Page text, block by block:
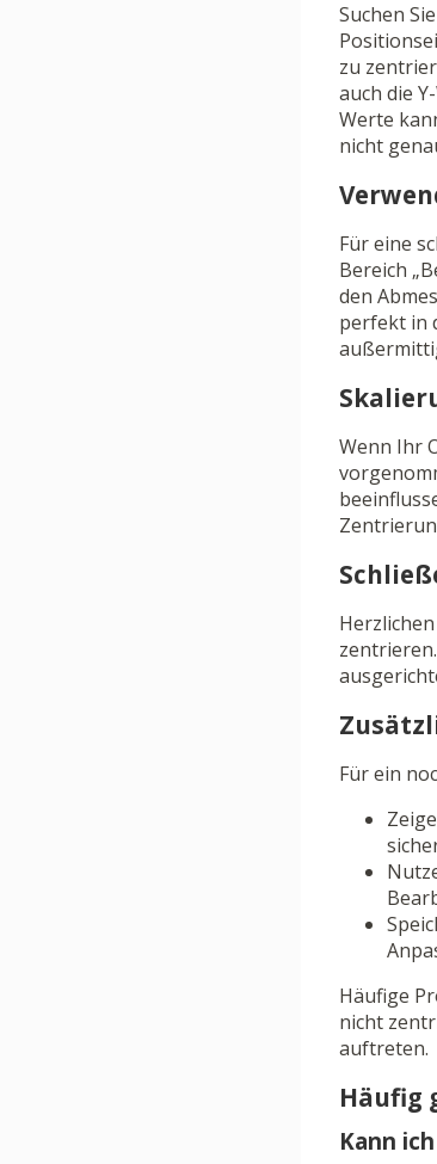
Suchen
zu
auch die
Werte
nicht
Für eine
Bereich
den
perfekt in
Wenn Ihr
Für ein
Häufige
nicht
auftreten.
Häufig
Kann